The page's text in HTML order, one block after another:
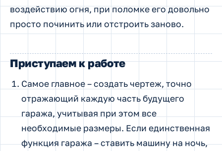
воздействию огня, при поломке его довольно
просто починить или отстроить заново.
Приступаем к работе
Самое главное – создать чертеж, точно
отражающий каждую часть будущего
гаража, учитывая при этом все
необходимые размеры. Если единственная
функция гаража – ставить машину на ночь,